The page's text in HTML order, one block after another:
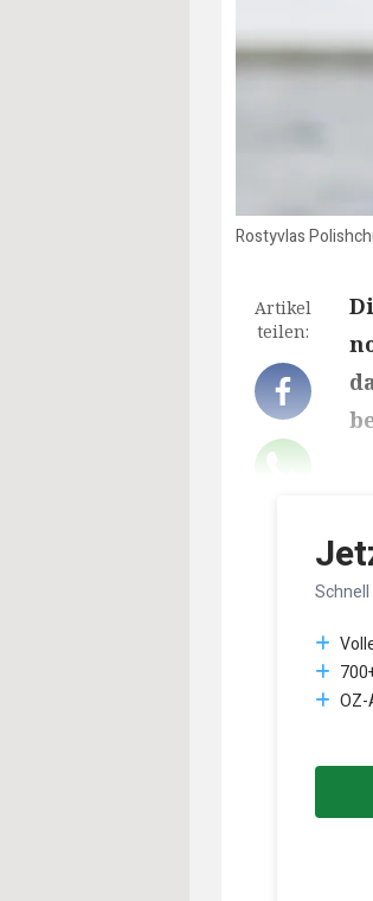
Rostyvlas
Artikel
teilen:
OZ-